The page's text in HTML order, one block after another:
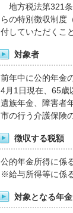
地方税法第321条
らの特別徴収制度
付していただくこ
対象者
前年中に公的年金
4月1日現在、65歳
遺族年金、障害者
市の行う介護保険
徴収する税額
公的年金所得に係
※給与所得等に係
対象となる年金